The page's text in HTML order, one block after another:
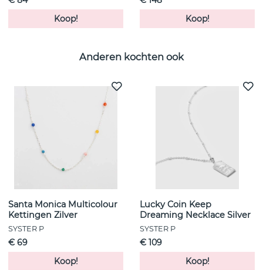
Koop!
Koop!
Anderen kochten ook
Santa Monica Multicolour
Kettingen Zilver
SYSTER P
€ 69
Koop!
Lucky Coin Keep
Dreaming Necklace Silver
SYSTER P
€ 109
Koop!